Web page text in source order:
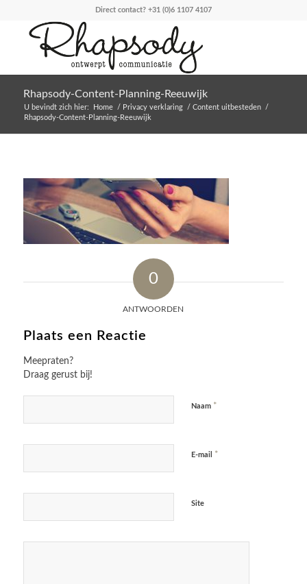
Direct contact? +31 (0)6 1107 4107
Rhapsody-Content-Planning-Reeuwijk
U bevindt zich hier: Home / Privacy verklaring / Content uitbesteden
/
Rhapsody-Content-Planning-Reeuwijk
0
ANTWOORDEN
Plaats een Reactie
Meepraten?
Draag gerust bij!
Naam *
E-mail *
Site